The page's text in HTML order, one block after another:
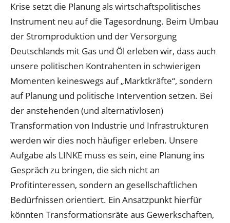
Krise setzt die Planung als wirtschaftspolitisches
Instrument neu auf die Tagesordnung. Beim Umbau
der Stromproduktion und der Versorgung
Deutschlands mit Gas und Öl erleben wir, dass auch
unsere politischen Kontrahenten in schwierigen
Momenten keineswegs auf „Marktkräfte“, sondern
auf Planung und politische Intervention setzen. Bei
der anstehenden (und alternativlosen)
Transformation von Industrie und Infrastrukturen
werden wir dies noch häufiger erleben. Unsere
Aufgabe als LINKE muss es sein, eine Planung ins
Gespräch zu bringen, die sich nicht an
Profitinteressen, sondern an gesellschaftlichen
Bedürfnissen orientiert. Ein Ansatzpunkt hierfür
könnten Transformationsräte aus Gewerkschaften,